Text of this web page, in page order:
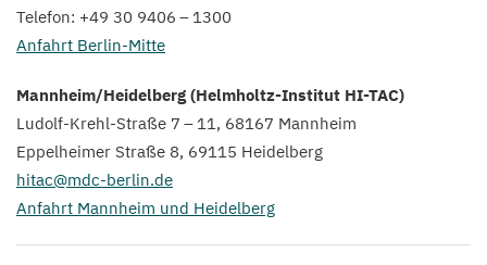
Telefon: +49 30 9406 – 1300
Anfahrt Berlin-Mitte
Mannheim/​Heidelberg (Helmholtz-Institut HI-TAC)
Ludolf-Krehl-Straße 7 – 11, 68167 Mannheim
Eppelheimer Straße 8, 69115 Heidelberg
hitac@​mdc-​berlin.​de
Anfahrt Mannheim und Heidelberg